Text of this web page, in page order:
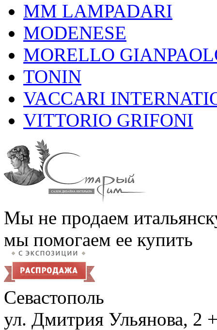
MM LAMPADARI
MODENESE
MORELLO
TONIN
VACCARI
VITTORIO GRIFONI
Мы не продаем
мы помогаем ее купить
Севастополь
ул. Дмитрия Ульянова, 2